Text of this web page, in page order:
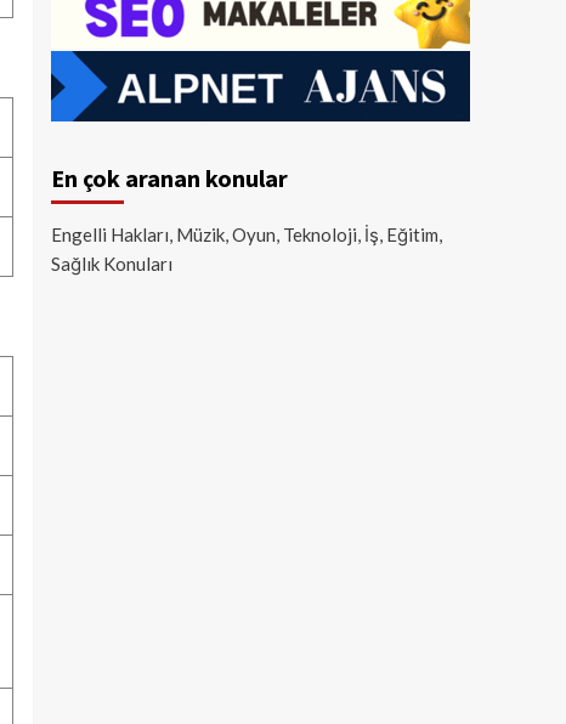
En çok aranan konular
Engelli Hakları, Müzik, Oyun, Teknoloji, İş, Eğitim,
Sağlık Konuları